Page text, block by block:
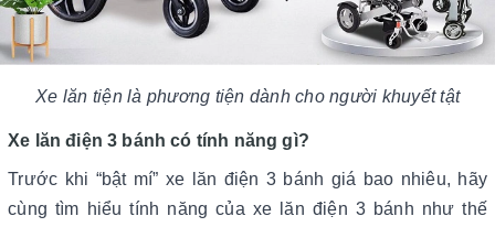
Xe lăn tiện là phương tiện dành cho người khuyết tật
Xe lăn điện 3 bánh có tính năng gì?
Trước khi “bật mí” xe lăn điện 3 bánh giá bao nhiêu, hãy
cùng tìm hiểu tính năng của xe lăn điện 3 bánh như thế